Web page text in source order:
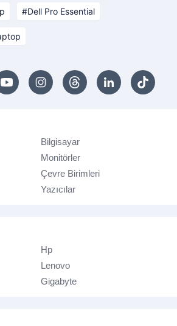
Dell Pro Essential
Bilgisayar
Monitörler
Çevre Birimleri
Yazıcılar
Hp
Lenovo
Gigabyte